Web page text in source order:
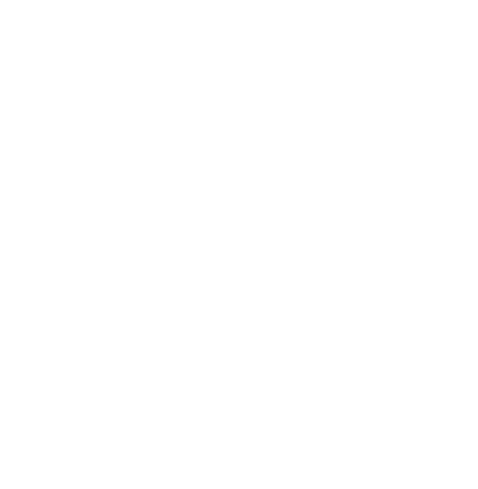
used to help us analyze how the website is used and to offer